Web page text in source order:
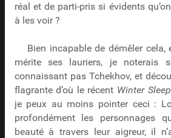
réal et de parti-pris si évidents
à les voir ?
Bien incapable de démêler
mérite ses lauriers, je noterais
connaissant pas Tchekhov, et
flagrante d’où le récent Winter Sleep
je peux au moins pointer ceci :
profondément les personnages
beauté à travers leur aigreur, il